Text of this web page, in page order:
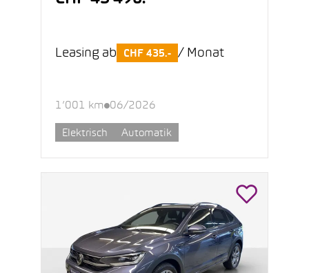
Leasing ab CHF 435.- / Monat
1’001 km 06/2026
Elektrisch Automatik